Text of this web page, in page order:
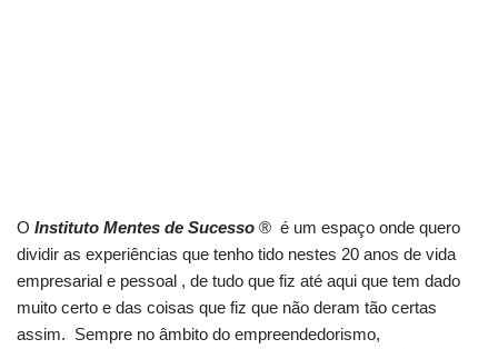
O Instituto Mentes de Sucesso ® é um espaço onde quero
dividir as experiências que tenho tido nestes 20 anos de vida
empresarial e pessoal , de tudo que fiz até aqui que tem dado
muito certo e das coisas que fiz que não deram tão certas
assim. Sempre no âmbito do empreendedorismo,